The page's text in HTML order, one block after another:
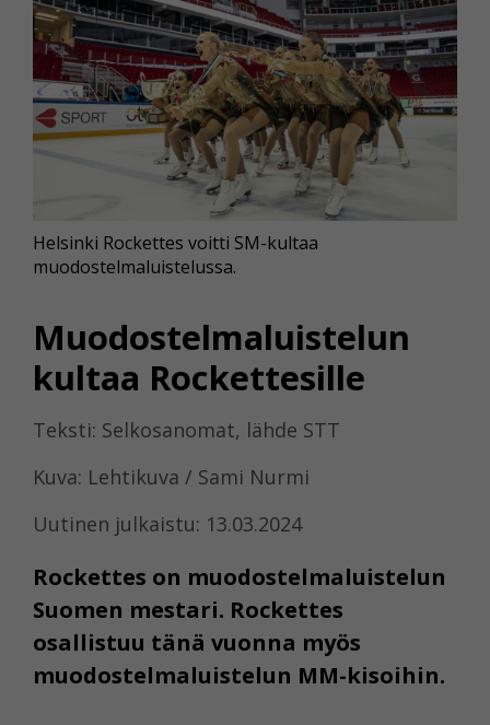
Muodostelmaluistelun
kultaa Rockettesille
Teksti: Selkosanomat, lähde STT
Kuva: Lehtikuva / Sami Nurmi
Uutinen julkaistu: 13.03.2024
Rockettes on muodostelmaluistelun
Suomen mestari. Rockettes
osallistuu tänä vuonna myös
muodostelmaluistelun MM-kisoihin.
Helsinki Rockettes voitti SM-kultaa
muodostelmaluistelussa.